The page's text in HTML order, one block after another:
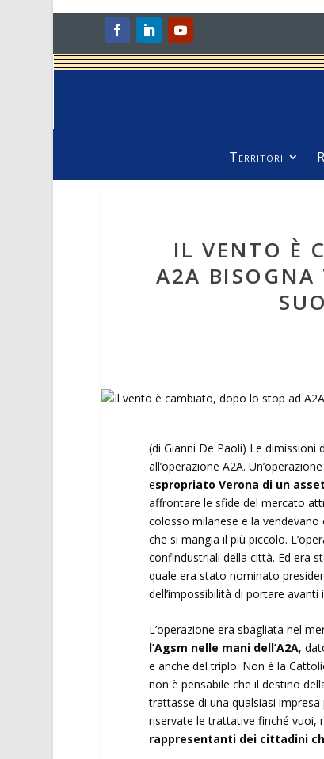
Territori
IL VENTO È
A2A BISOGNA
(di Gianni De Paoli) Le dimissioni
all’operazione A2A.
espropriato Verona di un
affrontare le sfide del mercato
colosso milanese e la vendevano
che si mangia il più piccolo.
confindustriali della città. Ed era
quale era stato nominato
dell’impossibilità di portare
L’operazione era sbagliata nel
l’Agsm nelle mani dell’A2A,
e anche del triplo. Non è la
non è pensabile che il destino
trattasse di una qualsiasi
riservate le trattative finché vuoi,
rappresentanti dei cittadini